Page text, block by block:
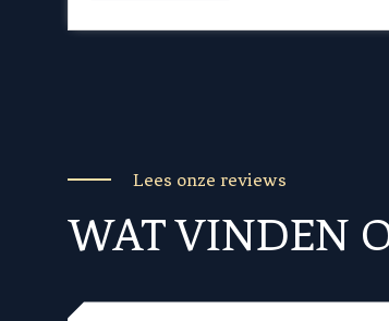
Lees onze reviews
WAT VINDEN